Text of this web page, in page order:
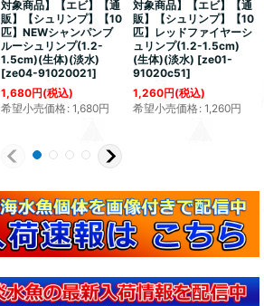
対象商品】【エビ】【通
販】【シュリンプ】【10
匹】NEWシャンパンブ
ルーシュリンプ(1.2-
1.5cm)(生体)(淡水)
[ze04-91020021]
1,680円(税込)
希望小売価格: 1,680円
対象商品】【エビ】【通
販】【シュリンプ】【10
匹】レッドファイヤーシ
ュリンプ(1.2-1.5cm)
(生体)(淡水) [ze01-
91020c51]
1,260円(税込)
希望小売価格: 1,260円